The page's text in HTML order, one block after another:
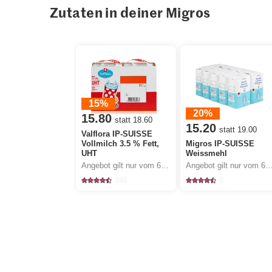
Zutaten in deiner Migros
15%
15.80 statt 18.60
Valflora IP-SUISSE
Vollmilch 3.5 % Fett,
UHT
Angebot gilt nur vom 6.8. bis 12.8.2026, solange Vorrat.
20%
15.20 statt 19.00
Migros IP-SUISSE
Weissmehl
Angebot gilt nur vom 6.8. bis 12.8.2026, solange Vorrat.